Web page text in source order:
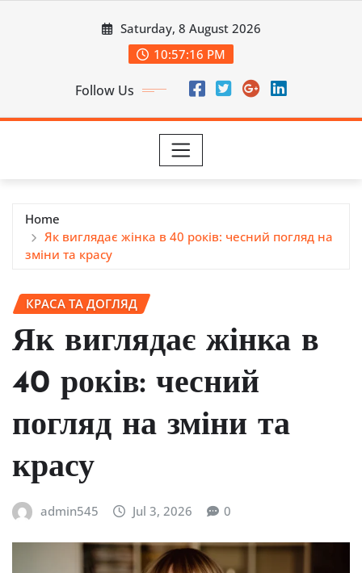
Saturday, 8 August 2026
10:57:17 PM
Follow Us
Home
Як виглядає жінка в 40 років: чесний погляд на
зміни та красу
КРАСА ТА ДОГЛЯД
Як виглядає жінка в
40 років: чесний
погляд на зміни та
красу
admin545 Jul 3, 2026 0